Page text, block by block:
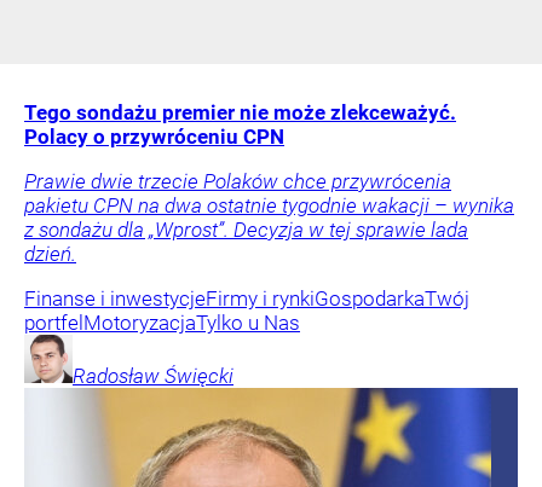
Tego sondażu premier nie może zlekceważyć.
Polacy o przywróceniu CPN
Prawie dwie trzecie Polaków chce przywrócenia
pakietu CPN na dwa ostatnie tygodnie wakacji – wynika
z sondażu dla „Wprost”. Decyzja w tej sprawie lada
dzień.
Finanse i inwestycjeFirmy i rynkiGospodarkaTwój
portfelMotoryzacjaTylko u Nas
Radosław Święcki